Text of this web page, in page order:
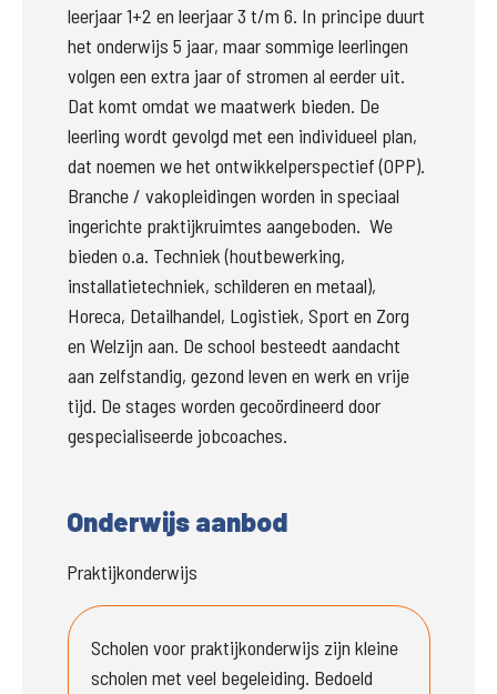
leerjaar 1+2 en leerjaar 3 t/m 6. In principe duurt
het onderwijs 5 jaar, maar sommige leerlingen
volgen een extra jaar of stromen al eerder uit.
Dat komt omdat we maatwerk bieden. De
leerling wordt gevolgd met een individueel plan,
dat noemen we het ontwikkelperspectief (OPP).
Branche / vakopleidingen worden in speciaal
ingerichte praktijkruimtes aangeboden.  We
bieden o.a. Techniek (houtbewerking,
installatietechniek, schilderen en metaal),
Horeca, Detailhandel, Logistiek, Sport en Zorg
en Welzijn aan. De school besteedt aandacht
aan zelfstandig, gezond leven en werk en vrije
tijd. De stages worden gecoördineerd door
gespecialiseerde jobcoaches.
Onderwijs aanbod
Praktijkonderwijs
Scholen voor praktijkonderwijs zijn kleine
scholen met veel begeleiding. Bedoeld